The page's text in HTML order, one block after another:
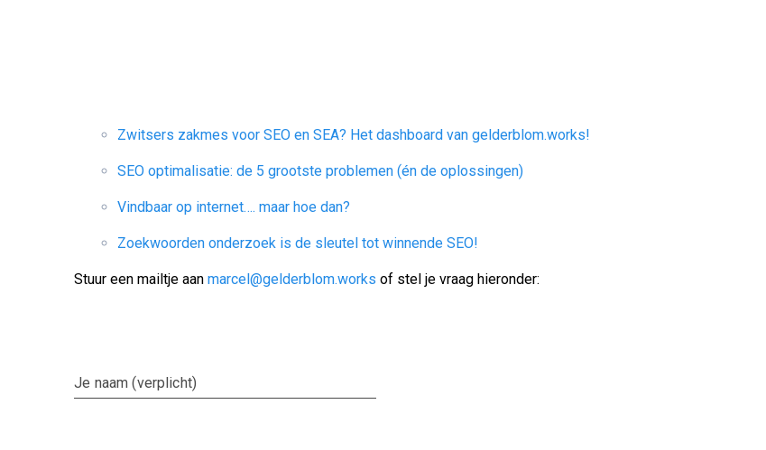
Zwitsers zakmes voor SEO en SEA? Het dashboard van gelderblom.works!
SEO optimalisatie: de 5 grootste problemen (én de oplossingen)
Vindbaar op internet…. maar hoe dan?
Zoekwoorden onderzoek is de sleutel tot winnende SEO!
Stuur een mailtje aanmarcel@gelderblom.works of stel je vraag hieronder:
Je naam (verplicht)